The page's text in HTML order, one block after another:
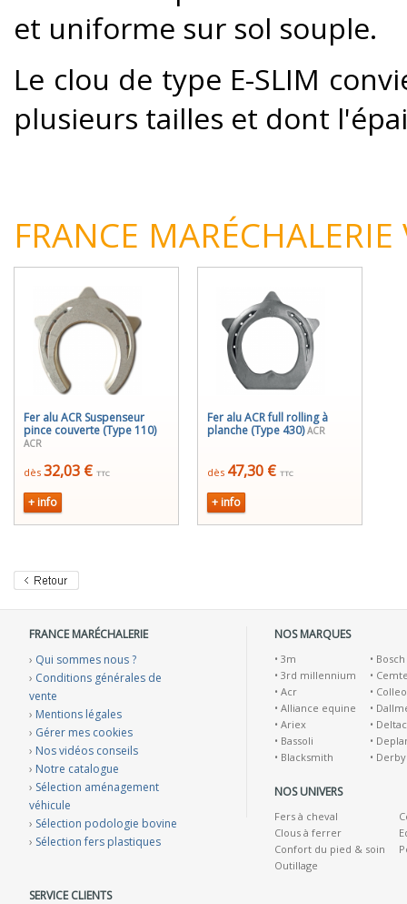
et uniforme sur sol souple.
Le clou de type E-SLIM
plusieurs tailles et dont
FRANCE
Fer alu ACR Suspenseur
pince couverte (Type 110)
ACR
dès 32,03 € TTC
+ info
Fer alu ACR full rolling à
planche (Type 430)ACR
dès 47,30 € TTC
+ info
FRANCE MARÉCHALERIE
› Qui sommes nous ?
› Conditions générales de
vente
› Mentions légales
› Gérer mes cookies
› Nos vidéos conseils
› Notre catalogue
› Sélection aménagement
véhicule
› Sélection podologie bovine
› Sélection fers plastiques
SERVICE CLIENTS
NOS MARQUES
• 3m
• 3rd millennium
• Acr
• Alliance equine
• Ariex
• Bassoli
• Blacksmith
• Bosch
•
•
•
•
•
• Derby
NOS UNIVERS
Fers à cheval
Clous à ferrer
Confort du pied & soin
Outillage